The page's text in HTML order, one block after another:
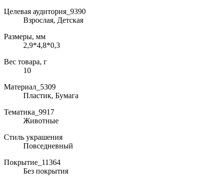
Целевая аудитория_9390
Взрослая, Детская
Размеры, мм
2,9*4,8*0,3
Вес товара, г
10
Материал_5309
Пластик, Бумага
Тематика_9917
Животные
Стиль украшения
Повседневный
Покрытие_11364
Без покрытия